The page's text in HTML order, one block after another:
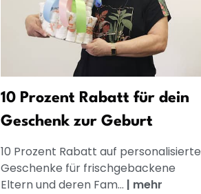
10 Prozent Rabatt für dein
Geschenk zur Geburt
10 Prozent Rabatt auf personalisierte
Geschenke für frischgebackene
Eltern und deren Fam... | mehr